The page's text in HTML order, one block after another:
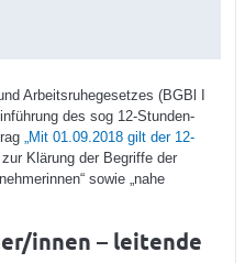
Arbeitsruhegesetzes (BGBl I
des sog 12-Stunden-
„Mit 01.09.2018 gilt der 12-
Klärung der Begriffe der
sowie „nahe
innen – leitende